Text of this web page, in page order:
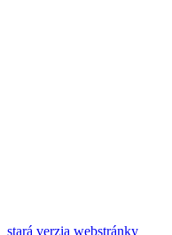
stará verzia webstránky